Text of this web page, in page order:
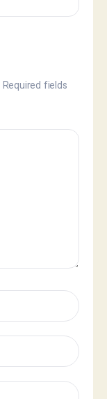
Required fields